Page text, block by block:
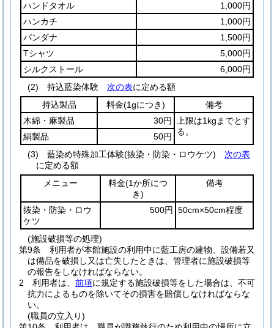
ハンドタオル
1,000円
ハンカチ
1,000円
バンダナ
1,500円
Tシャツ
5,000円
シルクストール
6,000円
(2)
持込藍染体験 次の表に定める額
持込製品
料金(1gにつき)
備考
木綿・麻製品
30円
上限は1kgまでとす
る。
絹製品
50円
(3)
藍染め特殊加工体験(抜染・防染・ロウケツ)
次の表
に定める額
メニュー
料金(1か所につ
き)
備考
抜染・防染・ロウ
ケツ
500円 50cm×50cm程度
(施設破損等の処理)
第9条
利用者が本館施設の利用中に藍工房の建物、設備若又
は備品を破損し又は亡失したときは、管理者に施設破損等
の報告をしなければならない。
2
利用者は、 前項に規定する施設破損等をした場合は、不可
抗力によるものを除いてその損害を賠償しなければならな
い。
(職員の立入り)